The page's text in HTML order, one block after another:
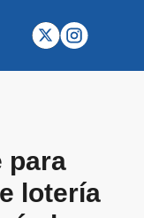
para
lotería